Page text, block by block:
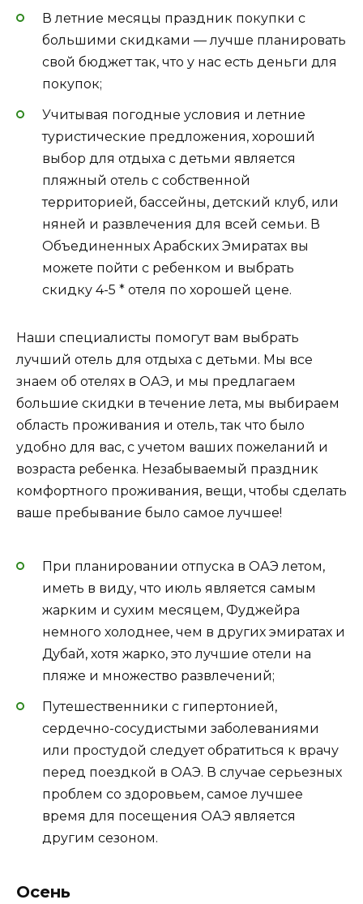
В летние месяцы праздник покупки с
большими скидками — лучше планировать
свой бюджет так, что у нас есть деньги для
покупок;
Учитывая погодные условия и летние
туристические предложения, хороший
выбор для отдыха с детьми является
пляжный отель с собственной
территорией, бассейны, детский клуб, или
няней и развлечения для всей семьи. В
Объединенных Арабских Эмиратах вы
можете пойти с ребенком и выбрать
скидку 4-5 * отеля по хорошей цене.
Наши специалисты помогут вам выбрать
лучший отель для отдыха с детьми. Мы все
знаем об отелях в ОАЭ, и мы предлагаем
большие скидки в течение лета, мы выбираем
область проживания и отель, так что было
удобно для вас, с учетом ваших пожеланий и
возраста ребенка. Незабываемый праздник
комфортного проживания, вещи, чтобы сделать
ваше пребывание было самое лучшее!
При планировании отпуска в ОАЭ летом,
иметь в виду, что июль является самым
жарким и сухим месяцем, Фуджейра
немного холоднее, чем в других эмиратах и
​​Дубай, хотя жарко, это лучшие отели на
пляже и множество развлечений;
Путешественники с гипертонией,
сердечно-сосудистыми заболеваниями
или простудой следует обратиться к врачу
перед поездкой в ​​ОАЭ. В случае серьезных
проблем со здоровьем, самое лучшее
время для посещения ОАЭ является
другим сезоном.
Осень